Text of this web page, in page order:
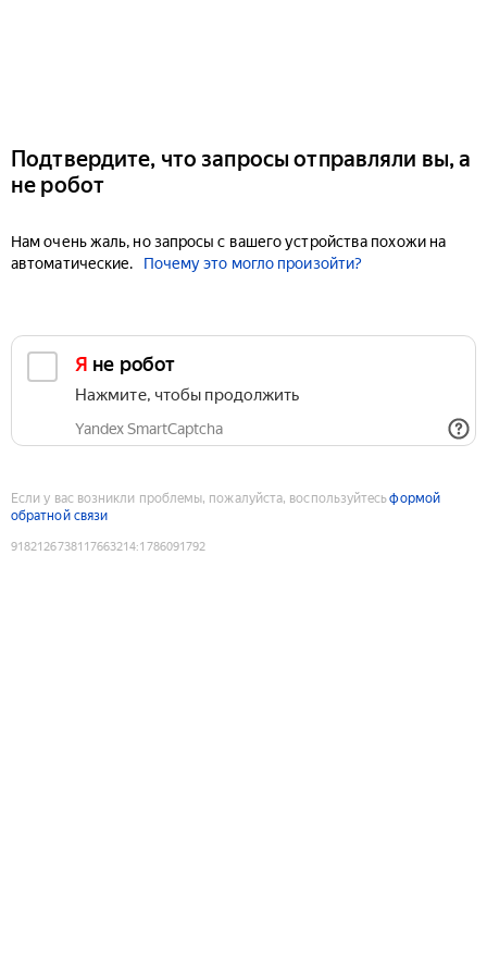
Подтвердите, что запросы отправляли вы, а
не робот
Нам очень жаль, но запросы с вашего устройства похожи на
автоматические.
Почему это могло произойти?
Я не робот
Нажмите, чтобы продолжить
Yandex SmartCaptcha
Если у вас возникли проблемы, пожалуйста, воспользуйтесьформой
обратной связи
9182126738117663214:1786091792